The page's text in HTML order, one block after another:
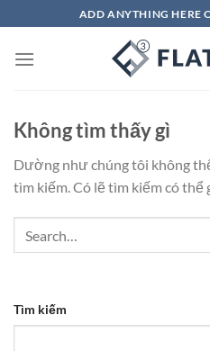
qua
nội
ADD ANYTHING HERE
Không tìm thấy gì
Dường như chúng tôi không
tìm kiếm. Có lẽ tìm kiếm có thể
Tìm kiếm